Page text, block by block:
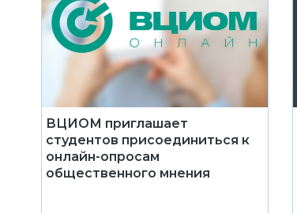
ВЦИОМ приглашает
студентов присоединиться к
онлайн-опросам
общественного мнения